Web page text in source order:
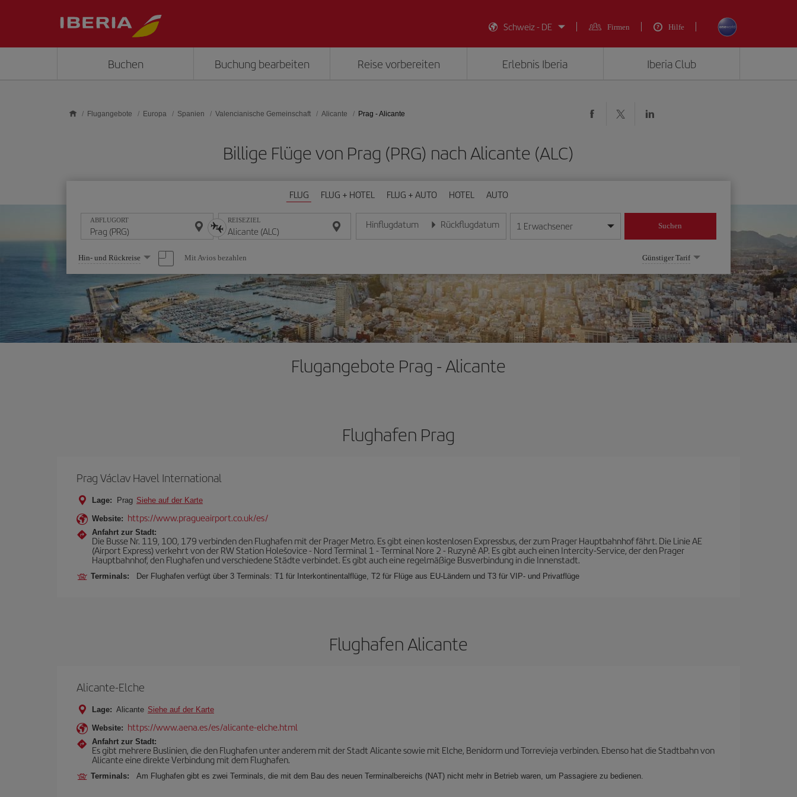
Schweiz - DE
Firmen Hilfe
Buchen Buchung bearbeiten Reise vorbereiten Erlebnis Iberia Iberia Club
Flugangebote Europa Spanien Valencianische Gemeinschaft Alicante Prag - Alicante
Billige Flüge von Prag (PRG) nach Alicante (ALC)
FLUG FLUG + HOTEL FLUG + AUTO HOTEL AUTO
ABFLUGORT REISEZIEL Hinflugdatum
Geben Sie das Datum im Format Tag/Monat/Jahr ein
Rückflugdatum
Geben Sie das Datum im Format Tag/Monat/Jahr ein
1 Erwachsener Suchen
Wählen
Sie
eine
Option
Hin- und Rückreise Mit Avios bezahlen Günstiger Tarif
Flugangebote Prag - Alicante
Flughafen Prag
Prag Václav Havel International
Lage: Prag Siehe auf der Karte
Website: https://www.pragueairport.co.uk/es/
Anfahrt zur Stadt:
Die Busse Nr. 119, 100, 179 verbinden den Flughafen mit der Prager Metro. Es gibt einen kostenlosen Expressbus, der zum Prager Hauptbahnhof fährt. Die Linie AE
(Airport Express) verkehrt von der RW Station Holešovice - Nord Terminal 1 - Terminal Nore 2 - Ruzyně AP. Es gibt auch einen Intercity-Service, der den Prager
Hauptbahnhof, den Flughafen und verschiedene Städte verbindet. Es gibt auch eine regelmäßige Busverbindung in die Innenstadt.
Terminals: Der Flughafen verfügt über 3 Terminals: T1 für Interkontinentalflüge, T2 für Flüge aus EU-Ländern und T3 für VIP- und Privatflüge
Flughafen Alicante
Alicante-Elche
Lage: Alicante Siehe auf der Karte
Website: https://www.aena.es/es/alicante-elche.html
Anfahrt zur Stadt:
Es gibt mehrere Buslinien, die den Flughafen unter anderem mit der Stadt Alicante sowie mit Elche, Benidorm und Torrevieja verbinden. Ebenso hat die Stadtbahn von
Alicante eine direkte Verbindung mit dem Flughafen.
Terminals: Am Flughafen gibt es zwei Terminals, die mit dem Bau des neuen Terminalbereichs (NAT) nicht mehr in Betrieb waren, um Passagiere zu bedienen.